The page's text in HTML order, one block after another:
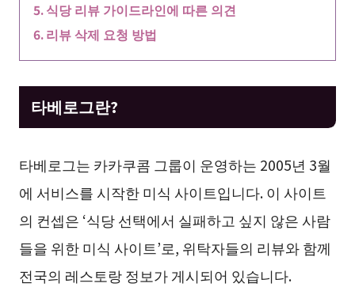
식당 리뷰 가이드라인에 따른 의견
리뷰 삭제 요청 방법
타베로그란?
타베로그는 카카쿠콤 그룹이 운영하는 2005년 3월
에 서비스를 시작한 미식 사이트입니다. 이 사이트
의 컨셉은 ‘식당 선택에서 실패하고 싶지 않은 사람
들을 위한 미식 사이트’로, 위탁자들의 리뷰와 함께
전국의 레스토랑 정보가 게시되어 있습니다.